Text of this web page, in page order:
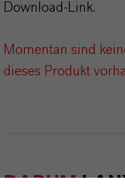
Download-Link.
Momentan sind
dieses Produkt